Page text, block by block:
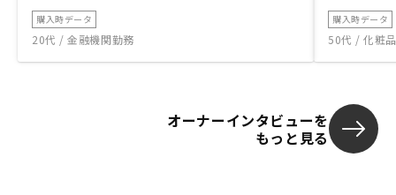
購入時データ
20代 / 金融機関勤務
購入時データ
50代 / 化粧
オーナーインタビューを
もっと見る